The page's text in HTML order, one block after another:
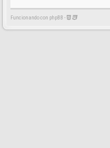
Funcionando con phpBB -